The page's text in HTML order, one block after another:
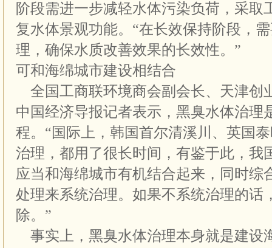
阶段需进一步减轻水体污染负荷，采取
复水体景观功能。“在长效保持阶段，
理，确保水质改善效果的长效性。”
可和海绵城市建设相结合
全国工商联环境商会副会长、天津创
中国经济导报记者表示，黑臭水体治理
程。“国际上，韩国首尔清溪川、英国
治理，都用了很长时间，有鉴于此，我
应当和海绵城市有机结合起来，同时综
处理来系统治理。如果不系统治理的话
除。”
事实上，黑臭水体治理本身就是建设